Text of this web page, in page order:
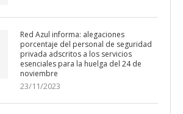
Red Azul informa: alegaciones
porcentaje del personal de seguridad
privada adscritos a los servicios
esenciales para la huelga del 24 de
noviembre
23/11/2023